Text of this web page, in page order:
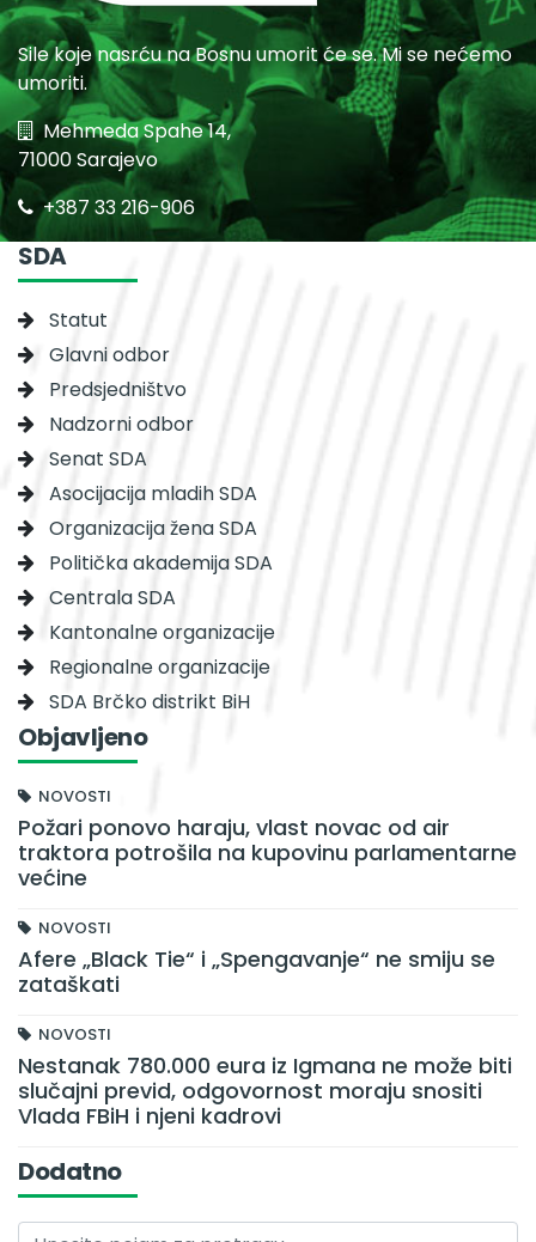
Sile koje nasrću na Bosnu umorit će se. Mi se nećemo
umoriti.
Mehmeda Spahe 14,
71000 Sarajevo
+387 33 216-906
SDA
Statut
Glavni odbor
Predsjedništvo
Nadzorni odbor
Senat SDA
Asocijacija mladih SDA
Organizacija žena SDA
Politička akademija SDA
Centrala SDA
Kantonalne organizacije
Regionalne organizacije
SDA Brčko distrikt BiH
Objavljeno
NOVOSTI
Požari ponovo haraju, vlast novac od air
traktora potrošila na kupovinu parlamentarne
većine
NOVOSTI
Afere „Black Tie“ i „Spengavanje“ ne smiju se
zataškati
NOVOSTI
Nestanak 780.000 eura iz Igmana ne može biti
slučajni previd, odgovornost moraju snositi
Vlada FBiH i njeni kadrovi
Dodatno